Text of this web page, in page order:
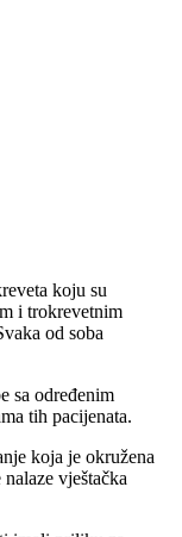
koju su
i trokrevetnim
od soba
sa određenim
tih pacijenata.
koja je okružena
vještačka